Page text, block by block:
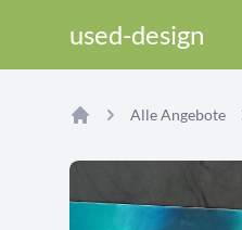
used-design
Alle Angebote